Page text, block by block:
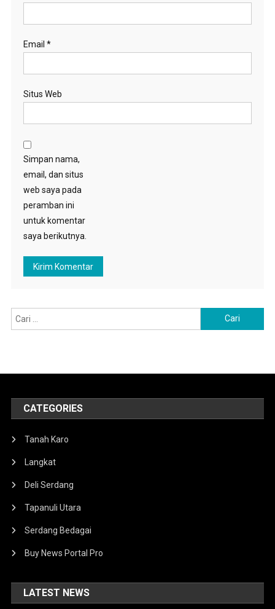
Email *
Situs Web
Simpan nama,
email, dan situs
web saya pada
peramban ini
untuk komentar
saya berikutnya.
untuk:
CATEGORIES
Tanah Karo
Langkat
Deli Serdang
Tapanuli Utara
Serdang Bedagai
Buy News Portal Pro
LATEST NEWS